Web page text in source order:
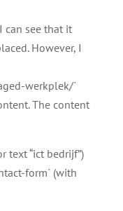
can see that it
However, I
werkplek/`
The content
text “ict bedrijf”)
form` (with